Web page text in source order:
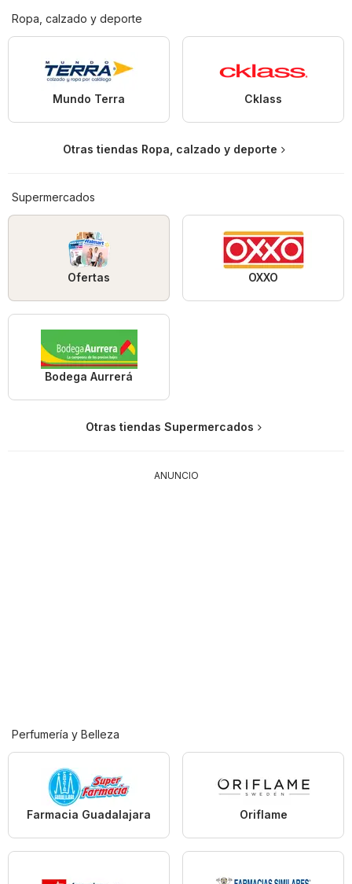
Ropa, calzado y deporte
Mundo Terra Cklass
Otras tiendas Ropa, calzado y deporte
Supermercados
Ofertas OXXO
Bodega Aurrerá
Otras tiendas Supermercados
ANUNCIO
Perfumería y Belleza
Farmacia Guadalajara Oriflame